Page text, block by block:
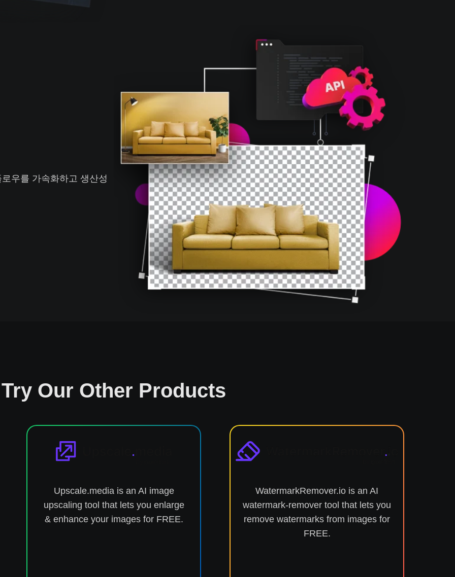
우를 가속화하고 생산성
Try Our Other Products
Upscale.media is an AI image
upscaling tool that lets you enlarge
& enhance your images for FREE.
WatermarkRemover.io is an AI
watermark-remover tool that lets you
remove watermarks from images for
FREE.